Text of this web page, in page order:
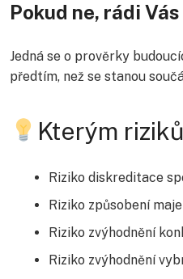
Pokud ne, rádi
Jedná se o prověrky
předtím, než se stanou
Kterým
Riziko diskreditace
Riziko způsobení
Riziko zvýhodnění
Riziko zvýhodnění